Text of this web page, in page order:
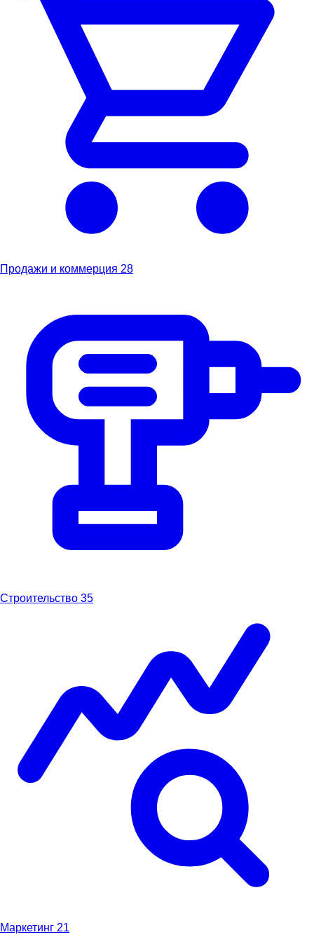
Продажи и коммерция 28
Строительство 35
Маркетинг 21